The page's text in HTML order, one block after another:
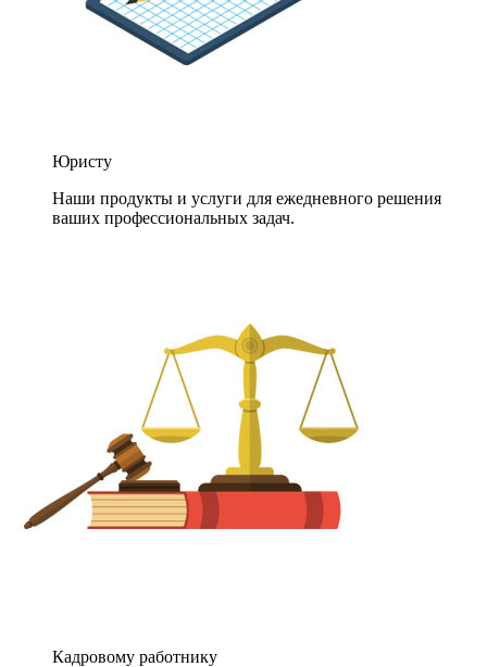
Юристу
Наши продукты и услуги для ежедневного решения
ваших профессиональных задач.
Кадровому работнику